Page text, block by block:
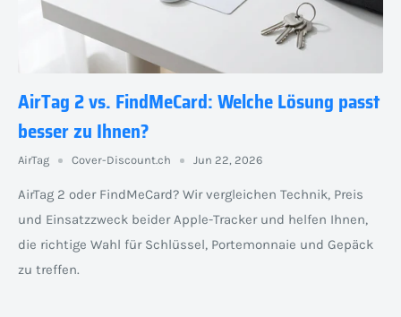
AirTag 2 vs. FindMeCard: Welche Lösung passt
besser zu Ihnen?
AirTag Cover-Discount.ch Jun 22, 2026
AirTag 2 oder FindMeCard? Wir vergleichen Technik, Preis
und Einsatzzweck beider Apple-Tracker und helfen Ihnen,
die richtige Wahl für Schlüssel, Portemonnaie und Gepäck
zu treffen.